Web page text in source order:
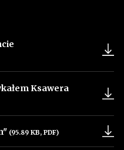
Ksawera
(95.89 KB, PDF)